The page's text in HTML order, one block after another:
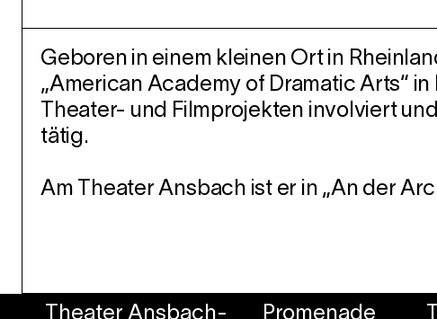
Geboren in einem kleinen Ort in
„American Academy of Dramatic Arts“
Theater- und Filmprojekten involviert
tätig.
Am Theater Ansbach ist er in „An der
Theater Ansbach- Promenade